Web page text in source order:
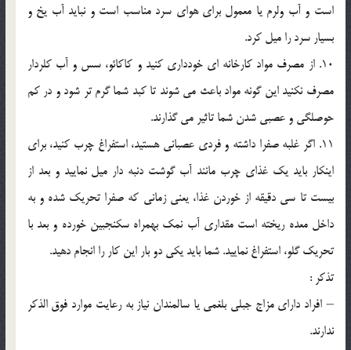
است و آب ولرم یا معمول برای هوای سرد مناسب است و نباید آب یخ و
بسیار سرد را میل کرد.
10. از مصرف مواد کارخانه ای خودداری کنید و کاکائو، سس و آب کلردار
مصرف نکنید این گونه مواد باعث می شوند تا کبد شما گرم تر شود و در کم
حوصلگی و عصبی شدن شما تاثیر می گذارند.
11. اگر غلبه صفرا داشته و فردی عصبانی هستید، استفراغ چرب کنید، برای
اینکار باید یک غذای چرب مانند آب گوشت دنبه دار میل نمایید و بعد از
بیست تا سی دقیقه از خوردن غذا، یعنی زمانی که صفرا تحریک شده و به
داخل معده ریخته است مقداری آب نمک بهمراه سکنجبین خورده و بعد با
تحریک گلو، استفراغ نمایید. شما باید یکی دو بار این کار را انجام دهید.
تذکر :
– افراد دارای مزاج جبلی بلغمی یا سالمندان نیاز به رعایت موارد فوق الذکر
ندارند.